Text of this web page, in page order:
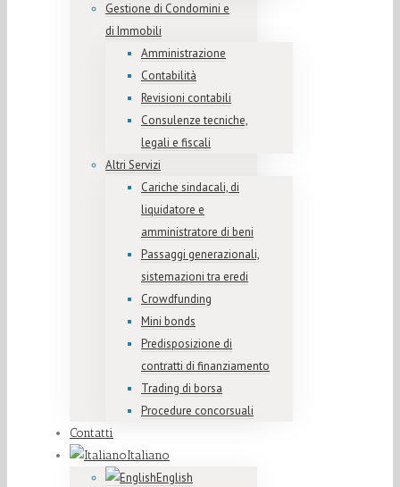
Gestione di Condomini e
di Immobili
Amministrazione
Contabilità
Revisioni contabili
Consulenze tecniche,
legali e fiscali
Altri Servizi
Cariche sindacali, di
liquidatore e
amministratore di beni
Passaggi generazionali,
sistemazioni tra eredi
Crowdfunding
Mini bonds
Predisposizione di
contratti di finanziamento
Trading di borsa
Procedure concorsuali
Contatti
Italiano
English